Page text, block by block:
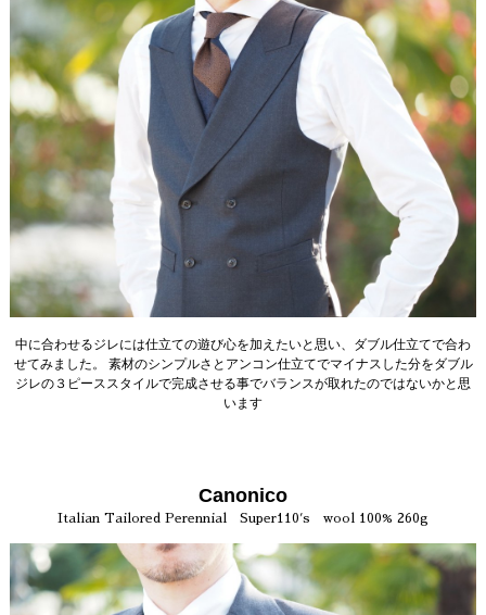
中に合わせるジレには仕立ての遊び心を加えたいと思い、ダブル仕立てで合わ
せてみました。 素材のシンプルさとアンコン仕立てでマイナスした分をダブル
ジレの３ピーススタイルで完成させる事でバランスが取れたのではないかと思
います
Canonico
Italian Tailored Perennial Super110′s wool 100% 260g